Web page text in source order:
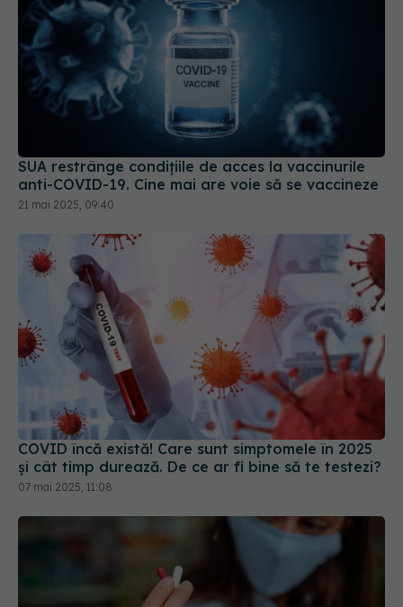
SUA restrânge condiţiile de acces la vaccinurile
anti-COVID-19. Cine mai are voie să se vaccineze
21 mai 2025, 09:40
COVID încă există! Care sunt simptomele în 2025
și cât timp durează. De ce ar fi bine să te testezi?
07 mai 2025, 11:08